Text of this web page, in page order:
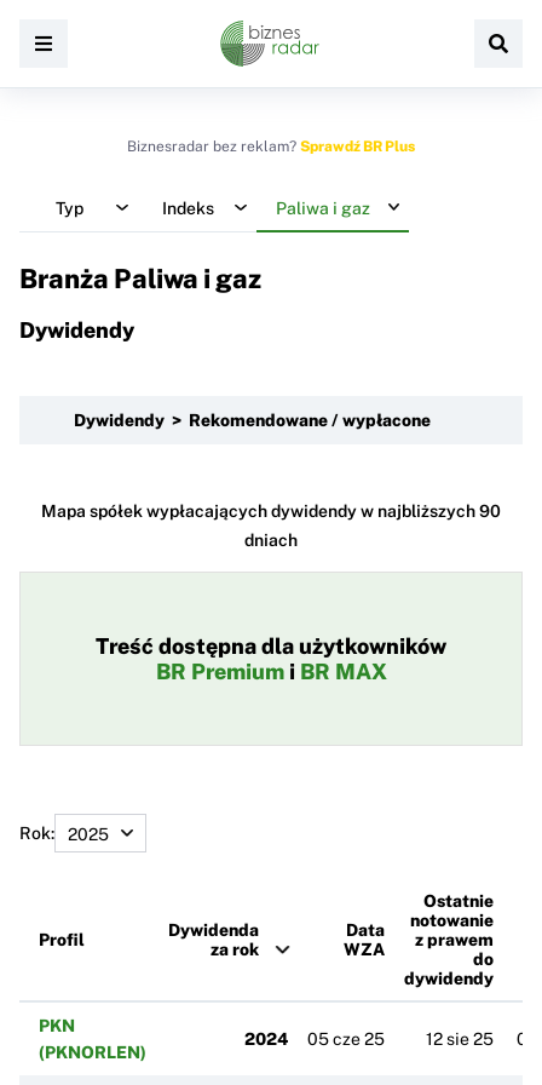
Biznesradar bez reklam? Sprawdź BR Plus
Typ Indeks Paliwa i gaz
Branża Paliwa i gaz
Dywidendy
Dywidendy > Rekomendowane / wypłacone
Mapa spółek wypłacających dywidendy w najbliższych 90
dniach
Treść dostępna dla użytkowników
BR Premiumi BR MAX
Rok:
Profil
Dywidenda
za rok
Data
WZA
Ostatnie
notowanie
z prawem
do
dywidendy
PKN
(PKNORLEN)
2024 05 cze 25 12 sie 25 01